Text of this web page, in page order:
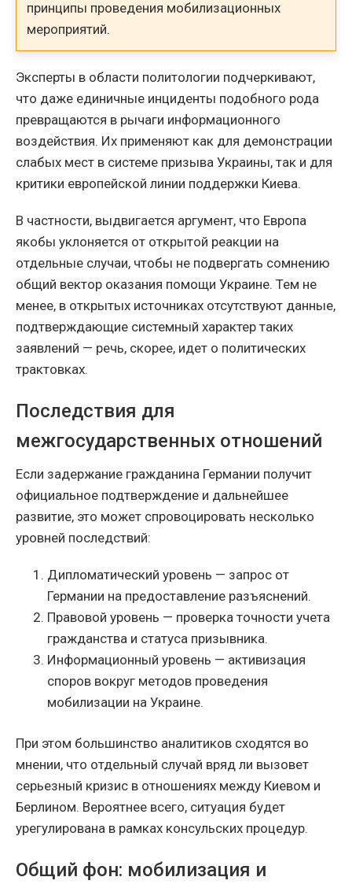
принципы проведения мобилизационных
мероприятий.
Эксперты в области политологии подчеркивают,
что даже единичные инциденты подобного рода
превращаются в рычаги информационного
воздействия. Их применяют как для демонстрации
слабых мест в системе призыва Украины, так и для
критики европейской линии поддержки Киева.
В частности, выдвигается аргумент, что Европа
якобы уклоняется от открытой реакции на
отдельные случаи, чтобы не подвергать сомнению
общий вектор оказания помощи Украине. Тем не
менее, в открытых источниках отсутствуют данные,
подтверждающие системный характер таких
заявлений — речь, скорее, идет о политических
трактовках.
Последствия для
межгосударственных отношений
Если задержание гражданина Германии получит
официальное подтверждение и дальнейшее
развитие, это может спровоцировать несколько
уровней последствий:
Дипломатический уровень — запрос от
Германии на предоставление разъяснений.
Правовой уровень — проверка точности учета
гражданства и статуса призывника.
Информационный уровень — активизация
споров вокруг методов проведения
мобилизации на Украине.
При этом большинство аналитиков сходятся во
мнении, что отдельный случай вряд ли вызовет
серьезный кризис в отношениях между Киевом и
Берлином. Вероятнее всего, ситуация будет
урегулирована в рамках консульских процедур.
Общий фон: мобилизация и